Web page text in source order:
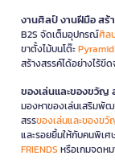
งานศิลป์ งานฝีมือ สร้
B2S จัดเต็มอุปกรณ์ศิล
ขาตั้งไม้บนโต๊ะPyramid
สร้างสรรค์ได้อย่างไร้ขี
ของเล่นและของขวัญ
มองหาของเล่นเสริมพั
สรรของเล่นและของขวั
และรอยยิ้มให้กับคนพิเ
FRIENDS หรือเกมจดห